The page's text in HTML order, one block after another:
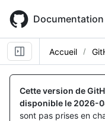
main
content
Accueil
Cette version de
disponible le 2026-
sont pas prises en